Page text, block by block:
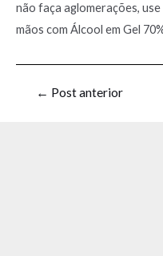
não faça aglomerações,
mãos com Álcool em Gel
← Post anterior